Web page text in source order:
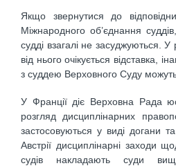
Якщо звернутися до
Міжнародного об’єднання
судді взагалі не засуджуються. У
від нього очікується відставка,
з суддею Верховного Суду можуть
У Франції діє Верховна Рада
розгляд дисциплінарних
застосовуються у виді догани
Австрії дисциплінарні заходи
судів накладають суди